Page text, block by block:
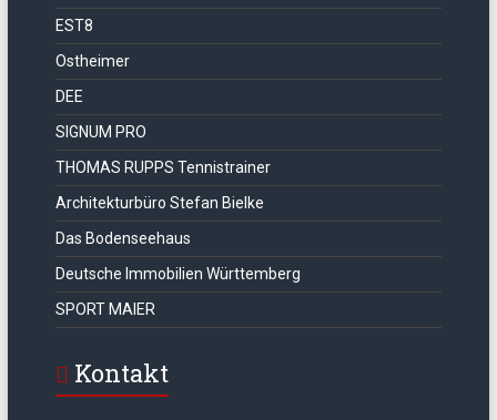
EST8
Ostheimer
DEE
SIGNUM PRO
THOMAS RUPPS Tennistrainer
Architekturbüro Stefan Bielke
Das Bodenseehaus
Deutsche Immobilien Württemberg
SPORT MAIER
Kontakt